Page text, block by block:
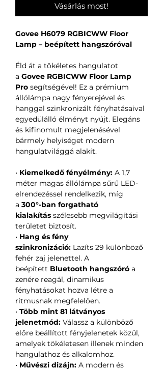
Vásárlás most!
Govee H6079 RGBICWW Floor
Lamp – beépített hangszóróval
Éld át a tökéletes hangulatot
a Govee RGBICWW Floor Lamp
Pro segítségével! Ez a prémium
állólámpa nagy fényerejével és
hanggal szinkronizált fényhatásaival
egyedülálló élményt nyújt. Elegáns
és kifinomult megjelenésével
bármely helyiséget modern
hangulatvilággá alakít.
• Kiemelkedő fényélmény: A 1,7
méter magas állólámpa sűrű LED-
elrendezéssel rendelkezik, míg
a 300°-ban forgatható
kialakítás szélesebb megvilágítási
területet biztosít.
• Hang és fény
szinkronizáció: Lazíts 29 különböző
fehér zaj jelenettel. A
beépített Bluetooth hangszóró a
zenére reagál, dinamikus
fényhatásokat hozva létre a
ritmusnak megfelelően.
• Több mint 81 látványos
jelenetmód: Válassz a különböző
előre beállított fényjelenetek közül,
amelyek tökéletesen illenek minden
hangulathoz és alkalomhoz.
• Művészi dizájn: A modern és